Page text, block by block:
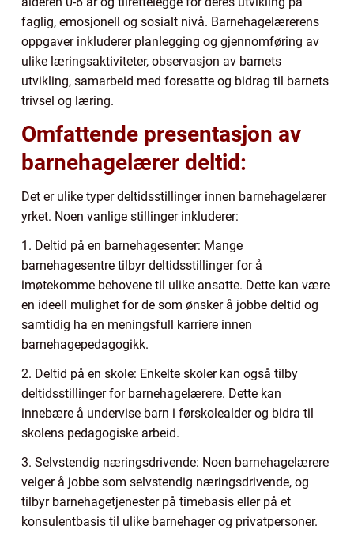
faglig, emosjonell og sosialt nivå. Barnehagelærerens
oppgaver inkluderer planlegging og gjennomføring av
ulike læringsaktiviteter, observasjon av barnets
utvikling, samarbeid med foresatte og bidrag til barnets
trivsel og læring.
Omfattende presentasjon av
barnehagelærer deltid:
Det er ulike typer deltidsstillinger innen barnehagelærer
yrket. Noen vanlige stillinger inkluderer:
1. Deltid på en barnehagesenter: Mange
barnehagesentre tilbyr deltidsstillinger for å
imøtekomme behovene til ulike ansatte. Dette kan være
en ideell mulighet for de som ønsker å jobbe deltid og
samtidig ha en meningsfull karriere innen
barnehagepedagogikk.
2. Deltid på en skole: Enkelte skoler kan også tilby
deltidsstillinger for barnehagelærere. Dette kan
innebære å undervise barn i førskolealder og bidra til
skolens pedagogiske arbeid.
3. Selvstendig næringsdrivende: Noen barnehagelærere
velger å jobbe som selvstendig næringsdrivende, og
tilbyr barnehagetjenester på timebasis eller på et
konsulentbasis til ulike barnehager og privatpersoner.